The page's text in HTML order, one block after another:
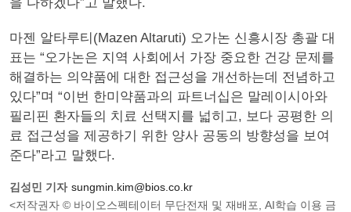
마젠 알타루티(Mazen Altaruti) 오가논 신흥시장 총괄 대
표는 “오가논은 지역 사회에서 가장 중요한 건강 문제를
해결하는 의약품에 대한 접근성을 개선하는데 전념하고
있다”며 “이번 한미약품과의 파트너십은 말레이시아와
필리핀 환자들의 치료 선택지를 넓히고, 보다 공평한 의
료 접근성을 제공하기 위한 양사 공동의 방향성을 보여
준다”라고 말했다.
김성민 기자 sungmin.kim@bios.co.kr
<저작권자 © 바이오스펙테이터 무단전재 및 재배포, AI학습 이용 금